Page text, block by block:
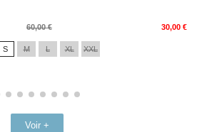
60,00 € 30,00 €
S M L XL XXL
Voir +